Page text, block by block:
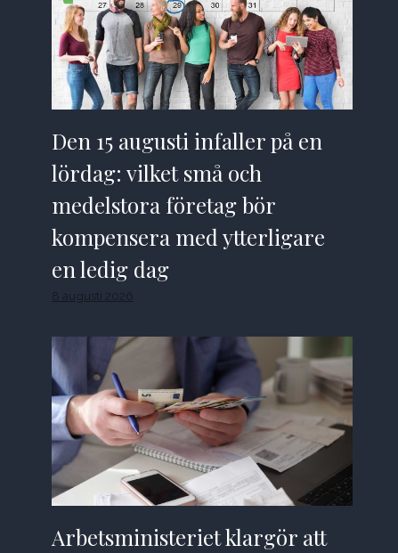
Den 15 augusti infaller på en
lördag: vilket små och
medelstora företag bör
kompensera med ytterligare
en ledig dag
8 augusti 2026
Arbetsministeriet klargör att